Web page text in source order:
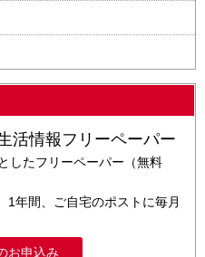
活情報フリーペーパー
したフリーペーパー（無料
1年間、ご自宅のポストに毎月
お申込み